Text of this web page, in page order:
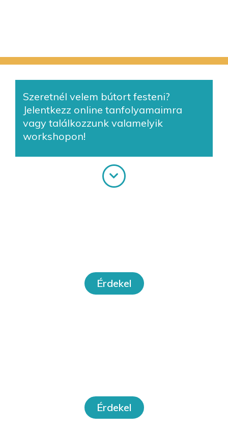
Szeretnél velem bútort festeni?
Jelentkezz online tanfolyamaimra
vagy találkozzunk valamelyik
workshopon!
Érdekel
Érdekel